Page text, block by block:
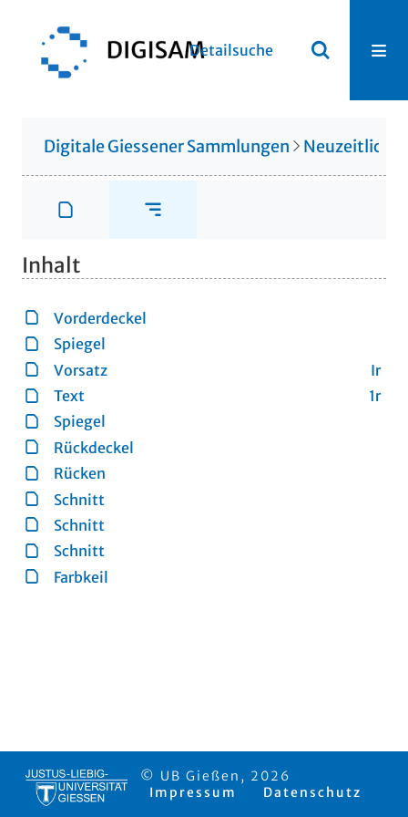
Detailsuche
Digitale Giessener Sammlungen Neuzeitliche
Inhalt
Vorderdeckel
Spiegel
Ir
Vorsatz
1r
Text
Spiegel
Rückdeckel
Rücken
Schnitt
Schnitt
Schnitt
Farbkeil
© UB Gießen, 2026
Impressum
Datenschutz